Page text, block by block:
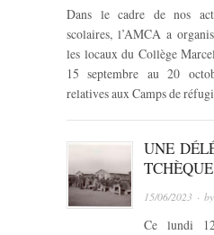
Dans le cadre de nos
scolaires, l’AMCA a
les locaux du Collège
15 septembre au 20
relatives aux Camps de
UNE
15/06/2023 ·
Ce lundi